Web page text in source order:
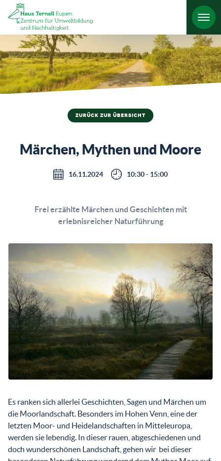
ZURÜCK ZUR ÜBERSICHT
Märchen, Mythen und Moore
16.11.2024 10:30 - 15:00
Frei erzählte Märchen und Geschichten mit
erlebnisreicher Naturführung
Es ranken sich allerlei Geschichten, Sagen und Märchen um
die Moorlandschaft. Besonders im Hohen Venn, eine der
letzten Moor- und Heidelandschaften in Mitteleuropa,
werden sie lebendig. In dieser rauen, abgeschiedenen und
doch wunderschönen Landschaft, gehen wir bei dieser